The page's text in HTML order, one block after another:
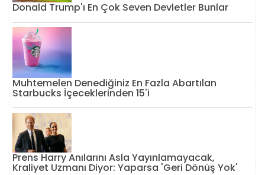
Donald Trump'ı En Çok Seven Devletler Bunlar
Muhtemelen Denediğiniz En Fazla Abartılan
Starbucks İçeceklerinden 15'i
Prens Harry Anılarını Asla Yayınlamayacak,
Kraliyet Uzmanı Diyor: Yaparsa 'Geri Dönüş Yok'